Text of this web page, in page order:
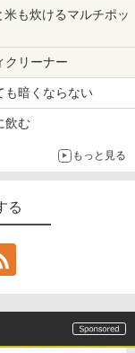
も炊けるマルチポッ
クリーナー
暗くならない
飲む
もっと見る
る